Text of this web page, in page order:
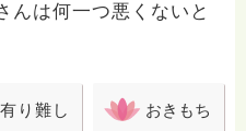
んは何一つ悪くないと
有り難し おきもち